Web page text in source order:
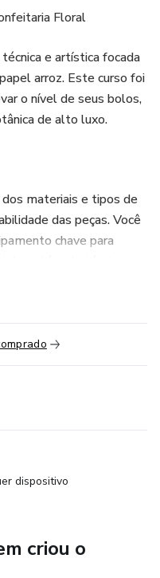
Floral
e artística focada
arroz. Este curso foi
o nível de seus bolos,
de alto luxo.
materiais e tipos de
das peças. Você
chave para
em duas
Bolo THE
dispositivo
criou o